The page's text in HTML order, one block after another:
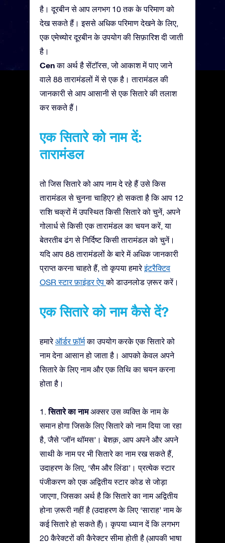
है। दूरबीन से आप लगभग 10 तक के परिमाण को
देख सकते हैं। इससे अधिक परिमाण देखने के लिए,
एक एमेच्योर दूरबीन के उपयोग की सिफ़ारिश दी जाती
है।
Cenका अर्थ है सेंटॉरस, जो आकाश में पाए जाने
वाले 88 तारामंडलों में से एक है। तारामंडल की
जानकारी से आप आसानी से एक सितारे की तलाश
कर सकते हैं।
एक सितारे को नाम दें:
तारामंडल
तो जिस सितारे को आप नाम दे रहे हैं उसे किस
तारामंडल से चुनना चाहिए? हो सकता है कि आप 12
राशि चक्रों में उपस्थित किसी सितारे को चुनें, अपने
गोलार्ध से किसी एक तारामंडल का चयन करें, या
बेतरतीब ढंग से निर्दिष्ट किसी तारामंडल को चुनें।
यदि आप 88 तारामंडलों के बारे में अधिक जानकारी
प्राप्त करना चाहते हैं, तो कृपया हमारेइंटरैक्टिव
OSR स्टार फ़ाइंडर ऐपको डाउनलोड ज़रूर करें।
एक सितारे को नाम कैसे दें?
हमारेऑर्डर फ़ॉर्मका उपयोग करके एक सितारे को
नाम देना आसान हो जाता है। आपको केवल अपने
सितारे के लिए नाम और एक तिथि का चयन करना
होता है।
1.सितारे का नामअक्सर उस व्यक्ति के नाम के
समान होगा जिसके लिए सितारे को नाम दिया जा रहा
है, जैसे ‘जॉन थॉमस’। बेशक़, आप अपने और अपने
साथी के नाम पर भी सितारे का नाम रख सकते हैं,
उदाहरण के लिए, ‘सैम और लिंडा’। प्रत्येक स्टार
पंजीकरण को एक अद्वितीय स्टार कोड से जोड़ा
जाएगा, जिसका अर्थ है कि सितारे का नाम अद्वितीय
होना ज़रूरी नहीं है (उदाहरण के लिए ‘साराह’ नाम के
कई सितारे हो सकते हैं)। कृपया ध्यान दें कि लगभग
20 कैरेक्टरों की कैरेक्टर सीमा होती है (आपकी भाषा